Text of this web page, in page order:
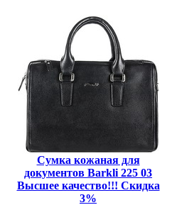
Сумка кожаная для
документов Barkli 225 03
Высшее качество!!! Скидка
3%